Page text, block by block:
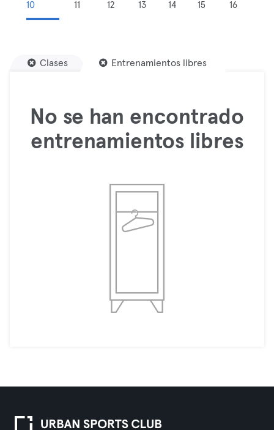
10
11
12
13
14
15
16
Clases Entrenamientos libres
No se han encontrado
entrenamientos libres